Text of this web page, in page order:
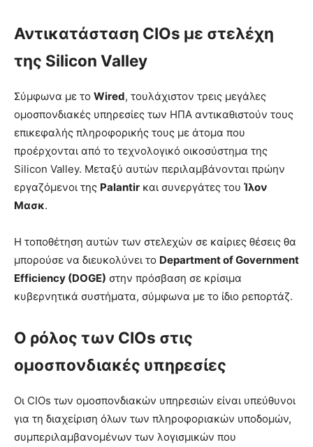
Αντικατάσταση CIOs με στελέχη
της Silicon Valley
Σύμφωνα με το Wired, τουλάχιστον τρεις μεγάλες
ομοσπονδιακές υπηρεσίες των ΗΠΑ αντικαθιστούν τους
επικεφαλής πληροφορικής τους με άτομα που
προέρχονται από το τεχνολογικό οικοσύστημα της
Silicon Valley. Μεταξύ αυτών περιλαμβάνονται πρώην
εργαζόμενοι της Palantir και συνεργάτες του Ίλον
Μασκ.
Η τοποθέτηση αυτών των στελεχών σε καίριες θέσεις θα
μπορούσε να διευκολύνει το Department of Government
Efficiency (DOGE) στην πρόσβαση σε κρίσιμα
κυβερνητικά συστήματα, σύμφωνα με το ίδιο ρεπορτάζ.
Ο ρόλος των CIOs στις
ομοσπονδιακές υπηρεσίες
Οι CIOs των ομοσπονδιακών υπηρεσιών είναι υπεύθυνοι
για τη διαχείριση όλων των πληροφοριακών υποδομών,
συμπεριλαμβανομένων των λογισμικών που